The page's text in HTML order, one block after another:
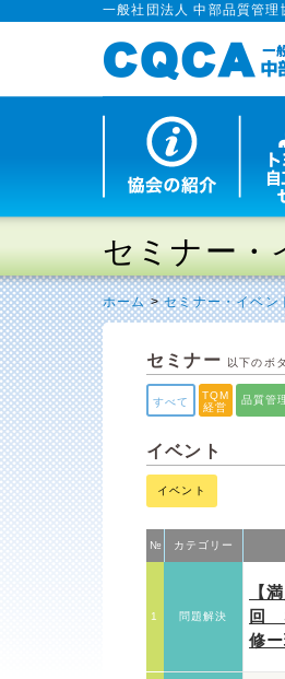
一般社団法人 中部品質管
セミナー・
ホーム>セミナー・イベン
セミナー 以下のボ
すべて
TQM
経営
品質管
イベント
イベント
№ カテゴリー
1 問題解決
【
回
修